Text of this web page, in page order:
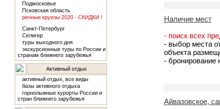
Подмосковье
Псковская область
речные круизы 2020 - СКИДКИ !
Санкт-Петербург
Селигер
туры выходного дня
экскурсионные туры по России и
странам ближнего зарубежья
Активный отдых
активный отдых, все виды
базы активного отдыха
горнолыжные курорты России и
стран ближнего зарубежья
Наличие мест
- поиск всех
- выбор места
объекта
- бронирование
Айвазовское,